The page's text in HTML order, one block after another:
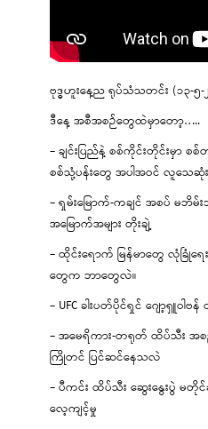
ဗုဒ္ဓဟူးနေ့ည ရုပ်သံသတင်း (၁၃-၅-
ဒီနေ့ အစီအစဉ်တွေထဲမှာတော့…..
– ချင်းပြည်နဲ့ စစ်ကိုင်းတိုင်းမှာ
စစ်သုံ့ပန်းတွေ အပါအဝင် လူသေဆုံး
– ရှမ်းမြောက်-ကချင် အစပ် မဘိ
အမြောက်အများ တိုးချဲ့
– ထိုင်းရောက် မြန်မာတွေ လုံခ
တွေက ဘာတွေလဲ။
– UFC ခါးပတ်ပိုင်ရှင် ဂျော့ရှူဝါ
– အမေရိကား-တရုတ် ထိပ်သီး အ
ကြိုတင် ပြင်ဆင်နေသလဲ
– ပီကင်း ထိပ်သီး ဆွေးနွေးပွဲ မ
လေ့ကျင့်မှု